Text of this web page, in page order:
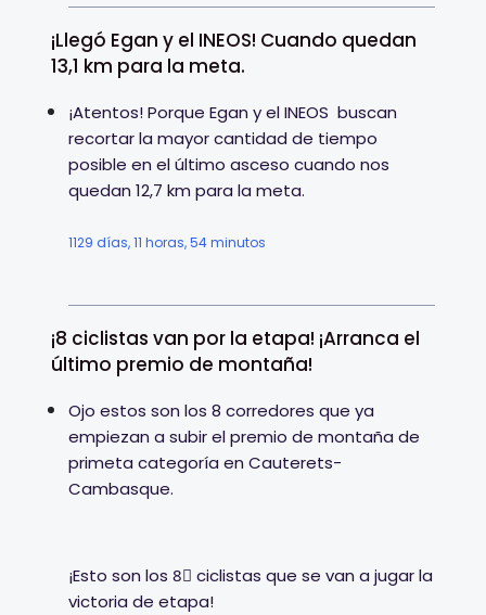
¡Llegó Egan y el INEOS! Cuando quedan
13,1 km para la meta.
¡Atentos! Porque Egan y el INEOS buscan
recortar la mayor cantidad de tiempo
posible en el último asceso cuando nos
quedan 12,7 km para la meta.
1129 días, 11 horas, 54 minutos
¡8 ciclistas van por la etapa! ¡Arranca el
último premio de montaña!
Ojo estos son los 8 corredores que ya
empiezan a subir el premio de montaña de
primeta categoría en Cauterets-
Cambasque.
¡Esto son los 8⃣ ciclistas que se van a jugar la
victoria de etapa!